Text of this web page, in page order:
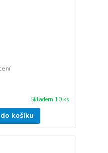
Skladem 10 ks
košíku